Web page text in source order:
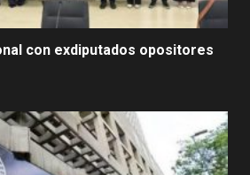
con exdiputados opositores